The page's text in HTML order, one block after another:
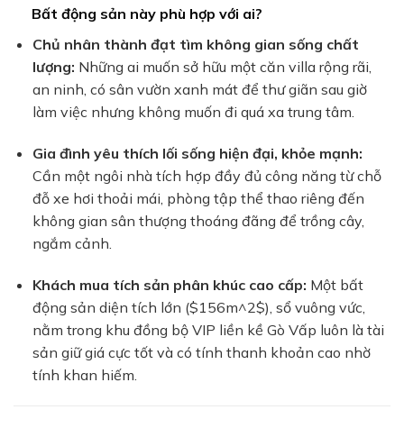
Bất động sản này phù hợp với ai?
Chủ nhân thành đạt tìm không gian sống chất
lượng: Những ai muốn sở hữu một căn villa rộng rãi,
an ninh, có sân vườn xanh mát để thư giãn sau giờ
làm việc nhưng không muốn đi quá xa trung tâm.
Gia đình yêu thích lối sống hiện đại, khỏe mạnh:
Cần một ngôi nhà tích hợp đầy đủ công năng từ chỗ
đỗ xe hơi thoải mái, phòng tập thể thao riêng đến
không gian sân thượng thoáng đãng để trồng cây,
ngắm cảnh.
Khách mua tích sản phân khúc cao cấp: Một bất
động sản diện tích lớn ($156m^2$), sổ vuông vức,
nằm trong khu đồng bộ VIP liền kề Gò Vấp luôn là tài
sản giữ giá cực tốt và có tính thanh khoản cao nhờ
tính khan hiếm.